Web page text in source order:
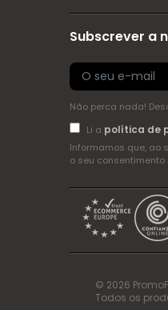
Subscrever a
Não perca nada!
Li a política de
Informamos que, ao
o seu
© 2026
Todos os